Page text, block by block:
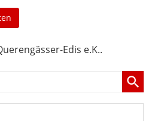
Edis e.K..